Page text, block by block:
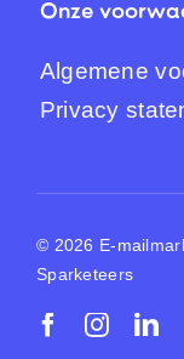
Onze
Algemene
Privacy
© 2026 E-
Sparketeers